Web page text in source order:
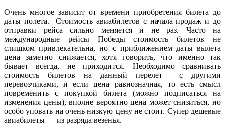
Очень многое зависит от времени приобретения билета до
даты полета. Стоимость авиабилетов с начала продаж и до
отправки рейса сильно меняется и не раз. Часто на
международные рейсы Победы стоимость билетов не
слишком привлекательна, но с приближением даты вылета
цена заметно снижается, хотя говорить, что именно так
бывает всегда, не приходится. Необходимо сравнивать
стоимость билетов на данный перелет с другими
перевозчиками, и если цена равнозначная, то есть смысл
повременить с покупкой билета (можно подписаться на
изменения цены), вполне вероятно цена может снизиться, но
особо уповать на очень низкую цену не стоит. Супер дешевые
авиабилеты — из разряда везенья.